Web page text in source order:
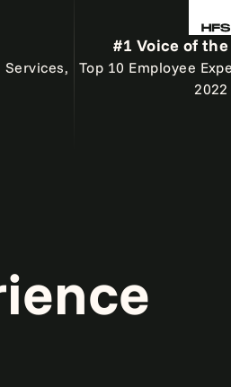
Services,
#1 Voice of
Top 10 Employee
2022